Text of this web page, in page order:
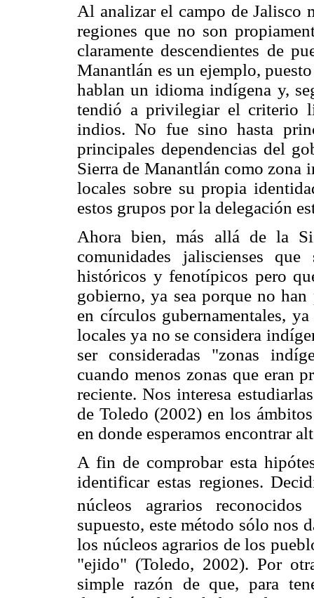
Al analizar el campo de Jalisco
regiones que no son
claramente descendientes de
Manantlán es un ejemplo,
hablan un idioma indígena y,
tendió a privilegiar el criterio
indios. No fue sino hasta
principales dependencias del
Sierra de Manantlán como zona
locales sobre su propia
estos grupos por la delegación
Ahora bien, más allá de la
comunidades jaliscienses
históricos y fenotípicos pero
gobierno, ya sea porque no
en círculos gubernamentales,
locales ya no se considera
ser consideradas "zonas
cuando menos zonas que eran
reciente. Nos interesa
de Toledo (2002) en los
en donde esperamos encontrar
A fin de comprobar esta
identificar estas regiones.
núcleos agrarios
supuesto, este método sólo nos
los núcleos agrarios de los
"ejido" (Toledo, 2002). Por
simple razón de que, para